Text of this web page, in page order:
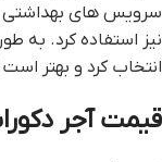
سرویس های بهداشتی
نیز استفاده کرد. به
انتخاب کرد و بهتر
قیمت آجر